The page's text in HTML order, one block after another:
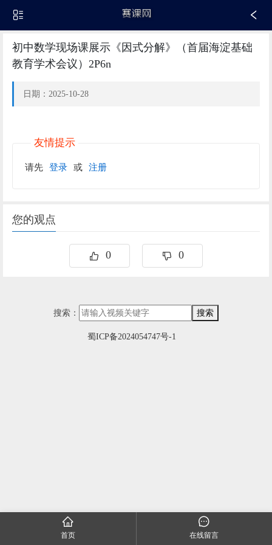
初中数学现场课展示《因式分解》（首届海淀基础
教育学术会议）2P6n
日期：2025-10-28
友情提示
请先 登录 或 注册
您的观点
0 0
搜索： 搜索
蜀ICP备2024054747号-1
首页 在线留言